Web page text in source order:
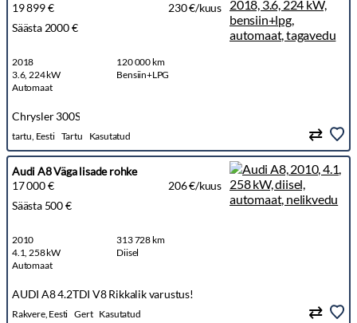
19 899 €
230 €/kuus
Säästa 2000 €
2018
120 000 km
3.6, 224 kW
Bensiin+LPG
Automaat
Chrysler 300S
tartu, Eesti Tartu Kasutatud
Audi A8 Väga lisade rohke
17 000 €
206 €/kuus
Säästa 500 €
2010
313 728 km
4.1, 258 kW
Diisel
Automaat
AUDI A8 4.2TDI V8 Rikkalik varustus!
Rakvere, Eesti Gert Kasutatud